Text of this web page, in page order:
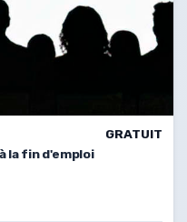
GRATUIT
la fin d'emploi